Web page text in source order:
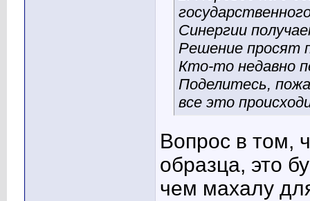
Синергии
Решение просят
Кто-то недавно
Поделитесь,
все это
Вопрос в том,
образца, это
чем махалу